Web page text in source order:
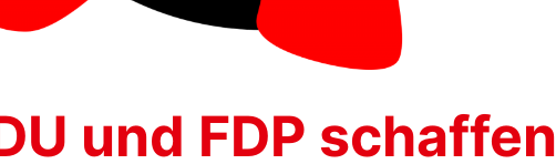
und FDP schaffen